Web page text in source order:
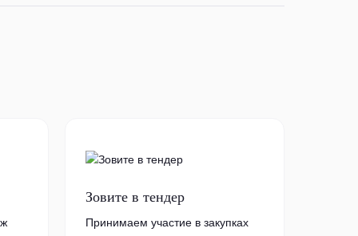
Зовите в тендер
Принимаем участие в закупках